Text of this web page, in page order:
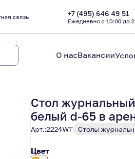
связь +7 (495) 646 49 51
Ежедневно с 10:00 до
О насВакансии
Стол
белый d-65 в
Арт.:2224WT Столы
Цвет